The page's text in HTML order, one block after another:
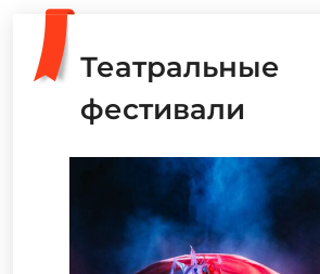
Театральные
фестивали